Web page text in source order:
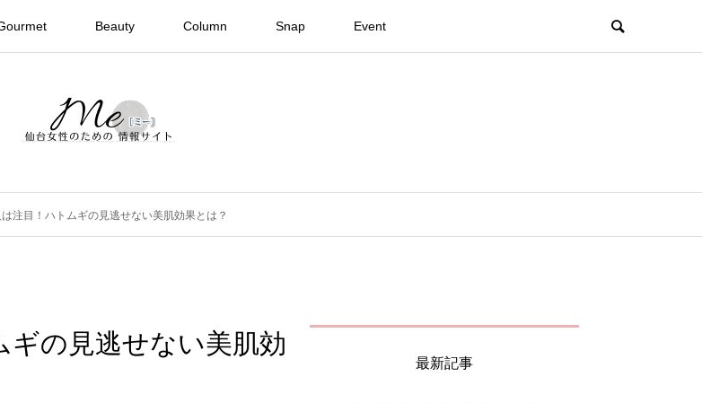
Beauty Column Snap Event
注目！ハトムギの見逃せない美肌効果とは？
ギの見逃せない美肌効
最新記事